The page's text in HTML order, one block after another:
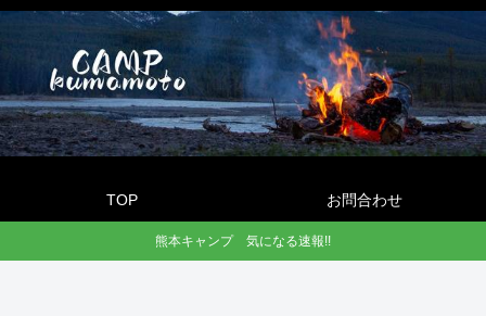
TOP お問合わせ
熊本キャンプ 気になる速報!!